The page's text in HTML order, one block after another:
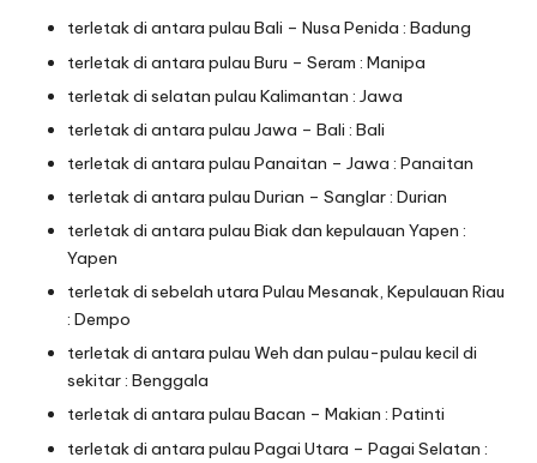
terletak di antara pulau Bali – Nusa Penida : Badung
terletak di antara pulau Buru – Seram : Manipa
terletak di selatan pulau Kalimantan : Jawa
terletak di antara pulau Jawa – Bali : Bali
terletak di antara pulau Panaitan – Jawa : Panaitan
terletak di antara pulau Durian – Sanglar : Durian
terletak di antara pulau Biak dan kepulauan Yapen :
Yapen
terletak di sebelah utara Pulau Mesanak, Kepulauan Riau
: Dempo
terletak di antara pulau Weh dan pulau-pulau kecil di
sekitar : Benggala
terletak di antara pulau Bacan – Makian : Patinti
terletak di antara pulau Pagai Utara – Pagai Selatan :